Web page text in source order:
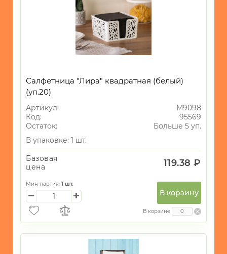
Салфетница "Лира" квадратная (белый)
(уп.20)
Артикул:
М9098
Код:
95569
Остаток:
Больше 5 уп.
В упаковке: 1 шт.
Базовая
цена
119.38 ₽
Мин партия: 1 шт.
В корзину
В корзине